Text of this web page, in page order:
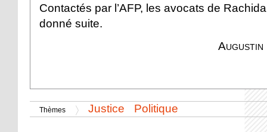
Contactés par l’AFP, les avocats de
donné suite.
Augustin
Thèmes Justice Politique